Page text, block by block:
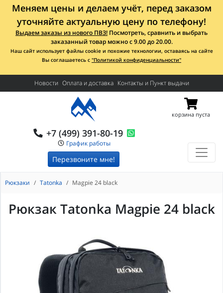
Меняем цены и делаем учёт, перед заказом
уточняйте актуальную цену по телефону!
Выдаем заказы из нового ПВЗ! Посмотреть, сравнить и выбрать
заказанный товар можно с 9.00 до 20.00.
Наш сайт использует файлы cookie и похожие технологии, оставаясь на сайте
Вы соглашаетесь с "Политикой конфиденциальности"
Новости Оплата и доставка Контакты и Пункт выдачи
+7 (499) 391-80-19
График работы
Перезвоните мне!
корзина пуста
Рюкзаки Tatonka Magpie 24 black
Рюкзак Tatonka Magpie 24 black